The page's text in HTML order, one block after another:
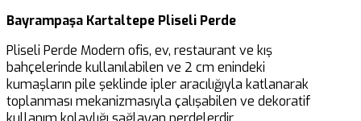
Bayrampaşa Kartaltepe Pliseli Perde
Pliseli Perde Modern ofis, ev, restaurant ve kış
bahçelerinde kullanılabilen ve 2 cm enindeki
kumaşların pile şeklinde ipler aracılığıyla katlanarak
toplanması mekanizmasıyla çalışabilen ve dekoratif